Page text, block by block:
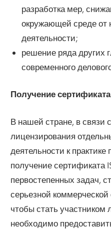
разработка мер,
окружающей среде от
деятельности;
решение ряда других
современного
Получение сертификата
В нашей стране, в связи
лицензирования
деятельности к
получение сертификата
первостепенных задач,
серьезной коммерческой
чтобы стать
необходимо